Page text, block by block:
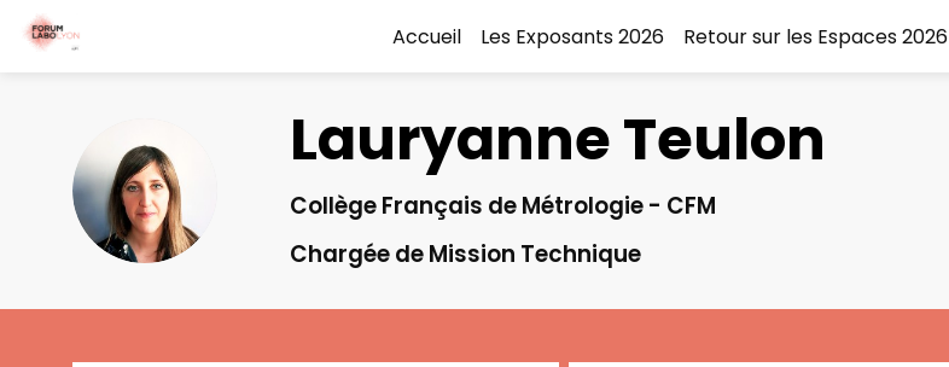
Accueil Les Exposants 2026 Retour sur les Espaces 2026
LT
LauryanneTeulon
Collège Français de Métrologie - CFM
Chargée de Mission Technique